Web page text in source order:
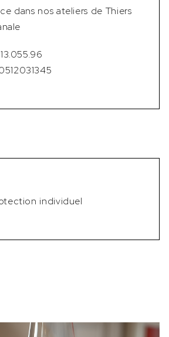
dans nos ateliers de Thiers
individuel